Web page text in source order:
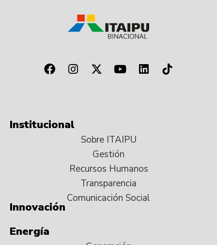
Institucional
Sobre ITAIPU
Gestión
Recursos Humanos
Transparencia
Comunicación Social
Innovación
Energía